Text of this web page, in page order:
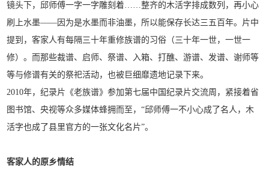
镜头下，邱师傅一字一字雕刻着……整齐的木活字排成数列，再小心
刷上水墨——因为是水墨而非油墨，所以能保存长达三五百年。片中
提到，客家人有每隔三十年重修族谱的习俗（三十年一世，一世一
修）。而那些裁谱、启师、祭谱、入箱、打醮、游谱、发谱、谢师等
等与修谱有关的祭祀活动，也被巨细靡遗地记录下来。
2010年，纪录片《老族谱》参加第七届中国纪录片交流周，紧接着省
图书馆、央视等众多媒体蜂拥而至，“邱师傅一不小心成了名人，木
活字也成了县里官方的一张文化名片”。
客家人的原乡情结